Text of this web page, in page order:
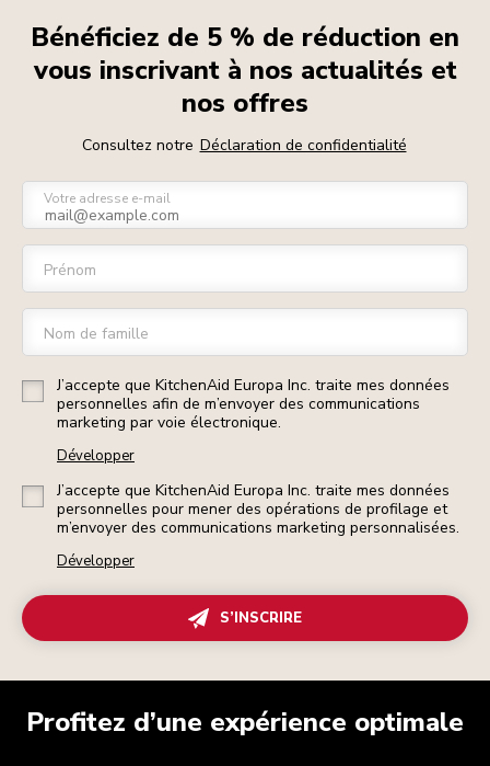
Bénéficiez de 5 % de réduction en
vous inscrivant à nos actualités et
nos offres
Consultez notre Déclaration de confidentialité
Votre adresse e-mail
Prénom
Nom de famille
J’accepte que KitchenAid Europa Inc. traite mes données
personnelles afin de m’envoyer des communications
marketing par voie électronique.
Développer
J’accepte que KitchenAid Europa Inc. traite mes données
personnelles pour mener des opérations de profilage et
m’envoyer des communications marketing personnalisées.
Développer
S’INSCRIRE
Profitez d’une expérience optimale